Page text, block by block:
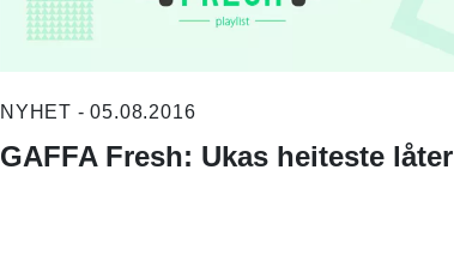
NYHET - 05.08.2016
GAFFA Fresh: Ukas heiteste låter